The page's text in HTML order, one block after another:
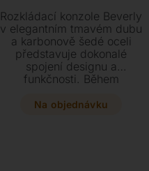
Rozkládací konzole Beverly
v elegantním tmavém dubu
a karbonově šedé oceli
představuje dokonalé
spojení designu a
funkčnosti. Během
plnohodnotný jídelní stůl o
Na objednávku